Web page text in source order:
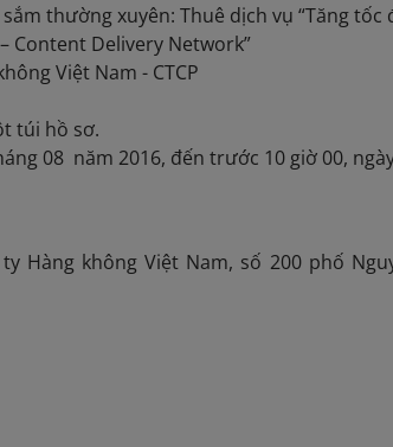
thường xuyên: Thuê dịch vụ “Tăng tốc
Content Delivery Network”
Việt Nam - CTCP
túi hồ sơ.
08 năm 2016, đến trước 10 giờ 00,
không Việt Nam, số 200 phố